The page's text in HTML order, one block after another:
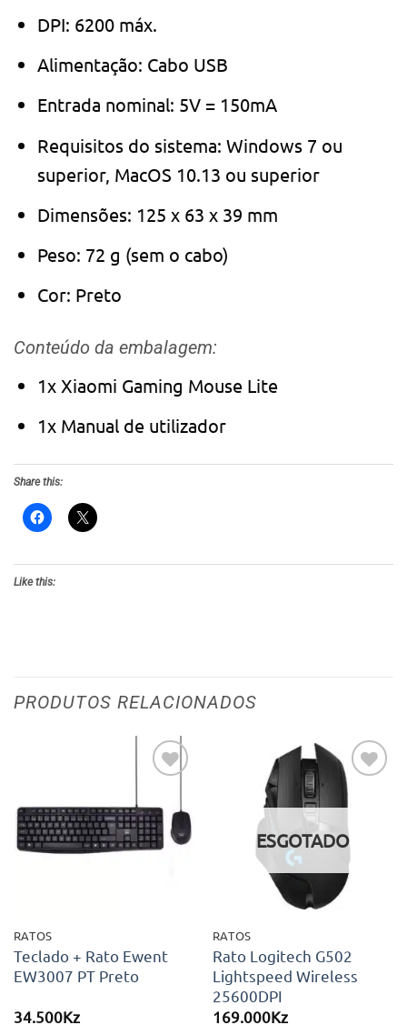
DPI: 6200 máx.
Alimentação: Cabo USB
Entrada nominal: 5V = 150mA
Requisitos do sistema: Windows 7 ou
superior, MacOS 10.13 ou superior
Dimensões: 125 x 63 x 39 mm
Peso: 72 g (sem o cabo)
Cor: Preto
Conteúdo da embalagem:
1x Xiaomi Gaming Mouse Lite
1x Manual de utilizador
Share this:
Like this:
PRODUTOS RELACIONADOS
aos meus
desejos
RATOS
Teclado + Rato Ewent
EW3007 PT Preto
34.500Kz
Adicionar
aos meus
ESGOTADO
RATOS
Rato Logitech G502
Lightspeed Wireless
25600DPI
169.000Kz